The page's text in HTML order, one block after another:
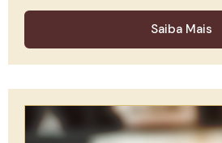
Saiba Mais